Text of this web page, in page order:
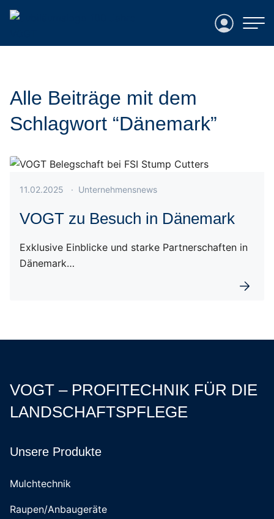
Login
Alle Beiträge mit dem
Schlagwort “Dänemark”
Veröffentlicht am 11.02.2025
11.02.2025 · Unternehmensnews
VOGT zu Besuch in Dänemark
Exklusive Einblicke und starke Partnerschaften in
Dänemark…
VOGT – PROFITECHNIK FÜR DIE
LANDSCHAFTSPFLEGE
Unsere Produkte
Mulchtechnik
Raupen/Anbaugeräte